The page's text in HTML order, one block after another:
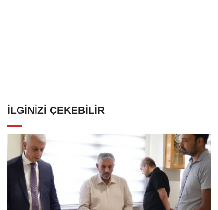
İLGINIZI ÇEKEBILIR